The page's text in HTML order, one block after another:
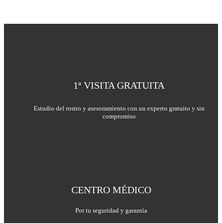
1ª VISITA GRATUITA
Estudio del rostro y asesoramiento con un experto gratuito y sin
compromiso
CENTRO MÉDICO
Por tu seguridad y garantía